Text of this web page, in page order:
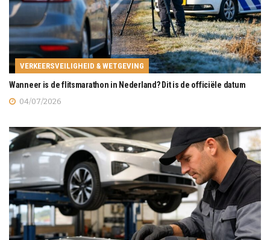
VERKEERSVEILIGHEID & WETGEVING
Wanneer is de flitsmarathon in Nederland? Dit is de officiële datum
04/07/2026